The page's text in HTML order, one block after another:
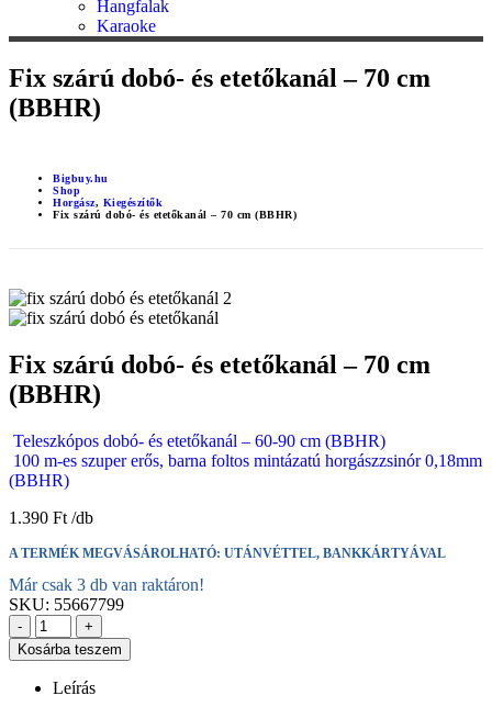
Hangfalak
Karaoke
Fix szárú dobó- és etetőkanál – 70 cm
(BBHR)
Bigbuy.hu
Shop
Horgász, Kiegészítők
Fix szárú dobó- és etetőkanál – 70 cm (BBHR)
Fix szárú dobó- és etetőkanál – 70 cm
(BBHR)
Teleszkópos dobó- és etetőkanál – 60-90 cm (BBHR)
100 m-es szuper erős, barna foltos mintázatú horgászzsinór 0,18mm
(BBHR)
1.390 Ft
A TERMÉK MEGVÁSÁROLHATÓ: UTÁNVÉTTEL, BANKKÁRTYÁVAL
Már csak 3 db van raktáron!
SKU: 55667799
-
+
Kosárba teszem
Leírás